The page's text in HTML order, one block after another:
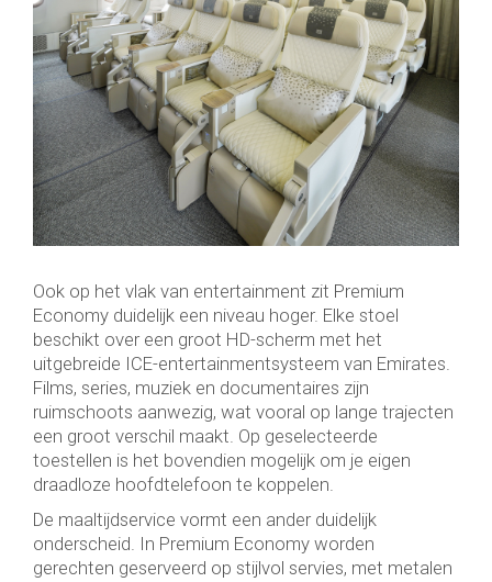
Ook op het vlak van entertainment zit Premium
Economy duidelijk een niveau hoger. Elke stoel
beschikt over een groot HD-scherm met het
uitgebreide ICE-entertainmentsysteem van Emirates.
Films, series, muziek en documentaires zijn
ruimschoots aanwezig, wat vooral op lange trajecten
een groot verschil maakt. Op geselecteerde
toestellen is het bovendien mogelijk om je eigen
draadloze hoofdtelefoon te koppelen.
De maaltijdservice vormt een ander duidelijk
onderscheid. In Premium Economy worden
gerechten geserveerd op stijlvol servies, met metalen